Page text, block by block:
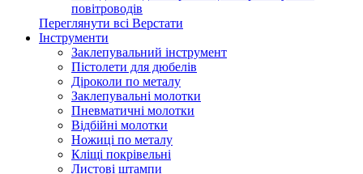
повітроводів
Переглянути всі Верстати
Інструменти
Заклепувальний інструмент
Пістолети для дюбелів
Діроколи по металу
Заклепувальні молотки
Пневматичні молотки
Відбійні молотки
Ножиці по металу
Кліщі покрівельні
Листові штампи